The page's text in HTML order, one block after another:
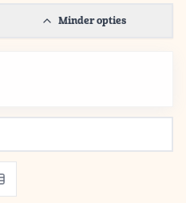
Minder opties